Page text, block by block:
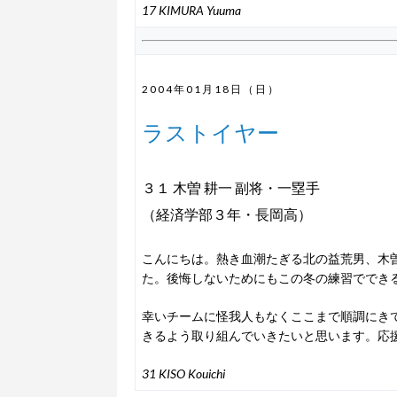
17 KIMURA Yuuma
2004年01月18日（日）
ラストイヤー
３１ 木曽 耕一 副将・一塁手
（経済学部３年・長岡高）
こんにちは。熱き血潮たぎる北の益荒男、
た。後悔しないためにもこの冬の練習でで
幸いチームに怪我人もなくここまで順調に
きるよう取り組んでいきたいと思います。応
31 KISO Kouichi